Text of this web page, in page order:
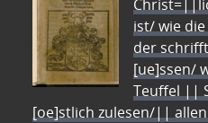
ist/ wie
der
[ue]ssen/
Teuffel ||
[oe]stlich zulesen/||